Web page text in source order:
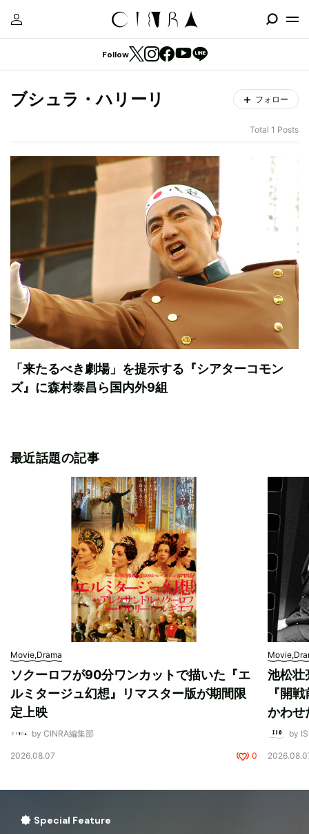
Follow
ブシュラ・ハリーリ フォロー
Total 1 Posts
「来たるべき劇場」を提示する『シアターコモン
ズ』に森村泰昌ら国内外9組
最近話題の記事
Movie,Drama
ソクーロフが90分ワンカットで描いた『エ
ルミタージュ幻想』リマスター版が期間限
定上映
by CINRA編集部
2026.08.07 0
池松壮
『開
かわせ
by
Special Feature